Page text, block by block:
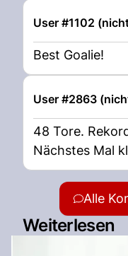
User #1102
Best Goalie!
User #2863
48 Tore.
Nächstes Mal
Alle
Weiterlesen